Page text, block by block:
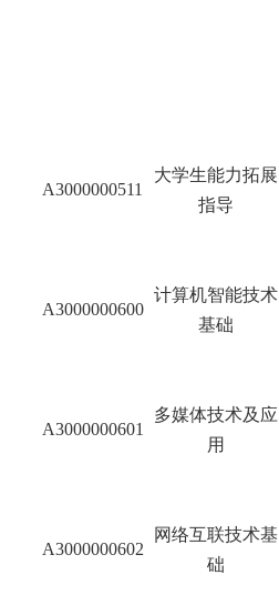
A3000000511
大学生能力拓展
指导
A3000000600
计算机智能技术
基础
A3000000601
多媒体技术及应
用
A3000000602
网络互联技术基
础